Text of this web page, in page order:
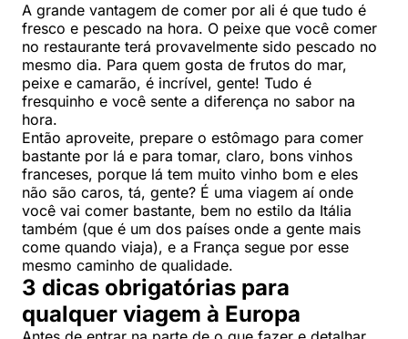
A grande vantagem de comer por ali é que tudo é
fresco e pescado na hora. O peixe que você comer
no restaurante terá provavelmente sido pescado no
mesmo dia. Para quem gosta de frutos do mar,
peixe e camarão, é incrível, gente! Tudo é
fresquinho e você sente a diferença no sabor na
hora.
Então aproveite, prepare o estômago para comer
bastante por lá e para tomar, claro, bons vinhos
franceses, porque lá tem muito vinho bom e eles
não são caros, tá, gente? É uma viagem aí onde
você vai comer bastante, bem no estilo da Itália
também (que é um dos países onde a gente mais
come quando viaja), e a França segue por esse
mesmo caminho de qualidade.
3 dicas obrigatórias para
qualquer viagem à Europa